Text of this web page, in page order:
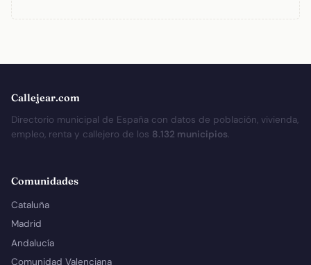
Callejear.com
Directorio municipal de España con datos de población, vivienda,
empleo, renta y callejero de los 8.132 municipios.
Comunidades
Cataluña
Madrid
Andalucía
Comunidad Valenciana